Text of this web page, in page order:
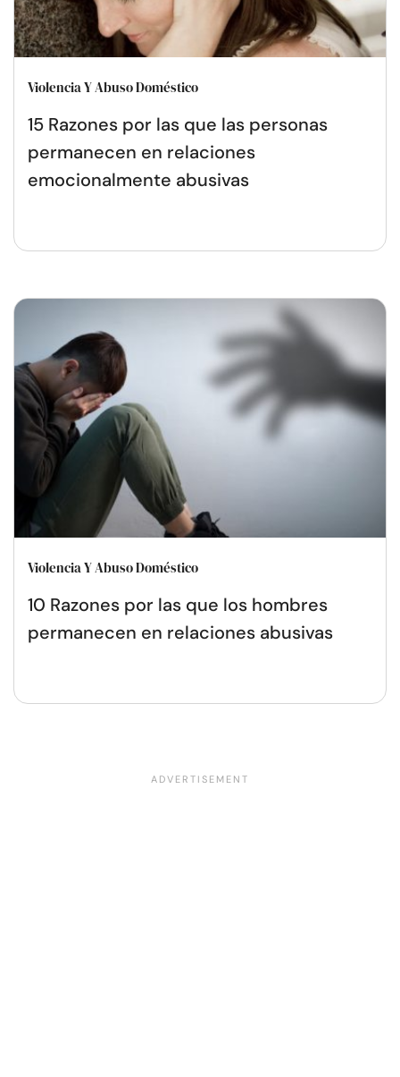
Violencia Y Abuso Doméstico
15 Razones por las que las personas
permanecen en relaciones
emocionalmente abusivas
Violencia Y Abuso Doméstico
10 Razones por las que los hombres
permanecen en relaciones abusivas